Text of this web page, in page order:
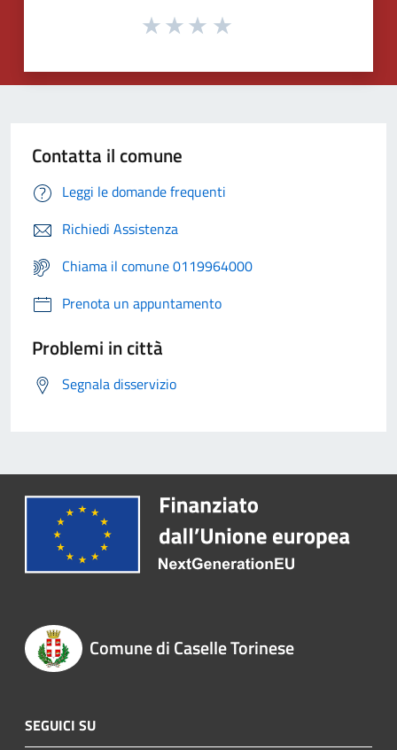
Contatta il comune
Leggi le domande frequenti
Richiedi Assistenza
Chiama il comune 0119964000
Prenota un appuntamento
Problemi in città
Segnala disservizio
Comune di Caselle Torinese
SEGUICI SU